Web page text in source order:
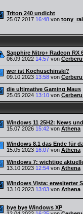
Triton 240 undicht
25.07.2017 16:48 von
Sapphire Nitro+ Radeon RX
06.09.2022 14:57 von
wer ist Kochuschinski?
09.10.2023 13:58 von
die ultimative Gaming Maus
25.05.2024 13:10 von
Windows 11 25H2: News
15.07.2026 15:42 von Athena
Windows 8.1 das Ende für
15.05.2023 16:07 von Athena
Windows 7: wichtige
13.10.2023 12:54 von Athena
Windows Vista: erweiterter
13.10.2023 13:03 von Athena
bye bye Windows XP